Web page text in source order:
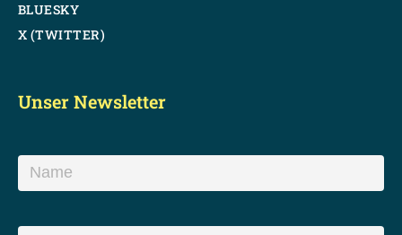
BLUESKY
X (TWITTER)
Unser Newsletter